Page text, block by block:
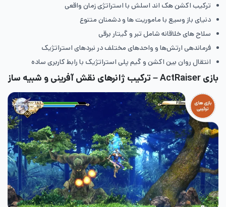
ترکیب اکشن هک اند اسلش با استراتژی زمان واقعی
دنیای باز وسیع با ماموریت ها و دشمنان متنوع
سلاح های خلاقانه شامل تبر و گیتار برقی
فرماندهی ارتش‌ها و واحدهای مختلف در نبردهای استراتژیک
انتقال روان بین اکشن و گیم پلی استراتژیک با رابط کاربری ساده
بازی ActRaiser – ترکیب ژانرهای نقش آفرینی و شبیه ساز